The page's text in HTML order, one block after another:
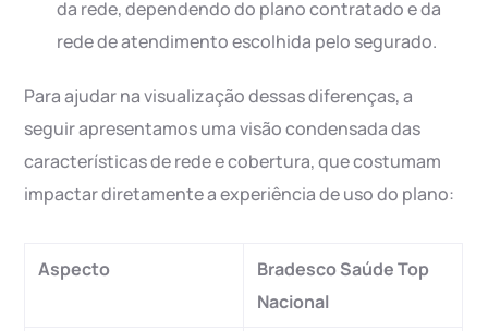
da rede, dependendo do plano contratado e da
rede de atendimento escolhida pelo segurado.
Para ajudar na visualização dessas diferenças, a
seguir apresentamos uma visão condensada das
características de rede e cobertura, que costumam
impactar diretamente a experiência de uso do plano:
Aspecto
Bradesco Saúde Top
Nacional